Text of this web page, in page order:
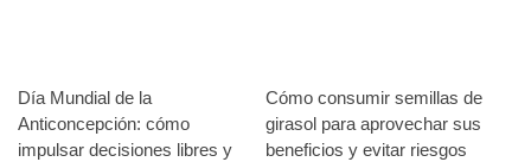
Día Mundial de la
Anticoncepción: cómo
impulsar decisiones libres y
Cómo consumir semillas de
girasol para aprovechar sus
beneficios y evitar riesgos